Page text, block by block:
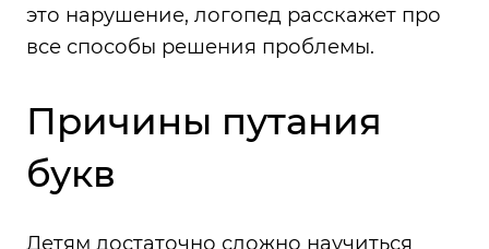
это нарушение, логопед расскажет про
все способы решения проблемы.
Причины путания
букв
Детям достаточно сложно научиться